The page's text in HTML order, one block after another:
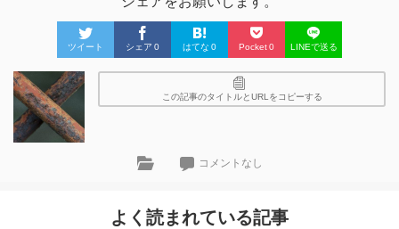
ツイート シェア 0 はてな 0 Pocket0 LINEで送る
この記事のタイトルとURLをコピーする
コメントなし
よく読まれている記事